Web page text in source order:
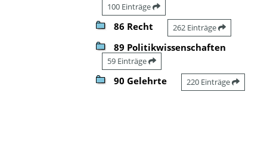
100 Einträge
86 Recht 262 Einträge
89 Politikwissenschaften
59 Einträge
90 Gelehrte 220 Einträge